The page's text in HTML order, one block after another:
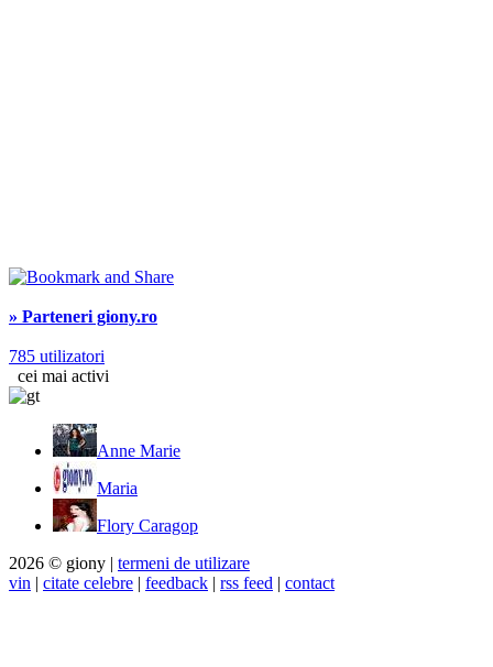
» Parteneri giony.ro
785 utilizatori
cei mai activi
Anne Marie
Maria
Flory Caragop
2026 © giony | termeni de utilizare
vin | citate celebre | feedback | rss feed | contact